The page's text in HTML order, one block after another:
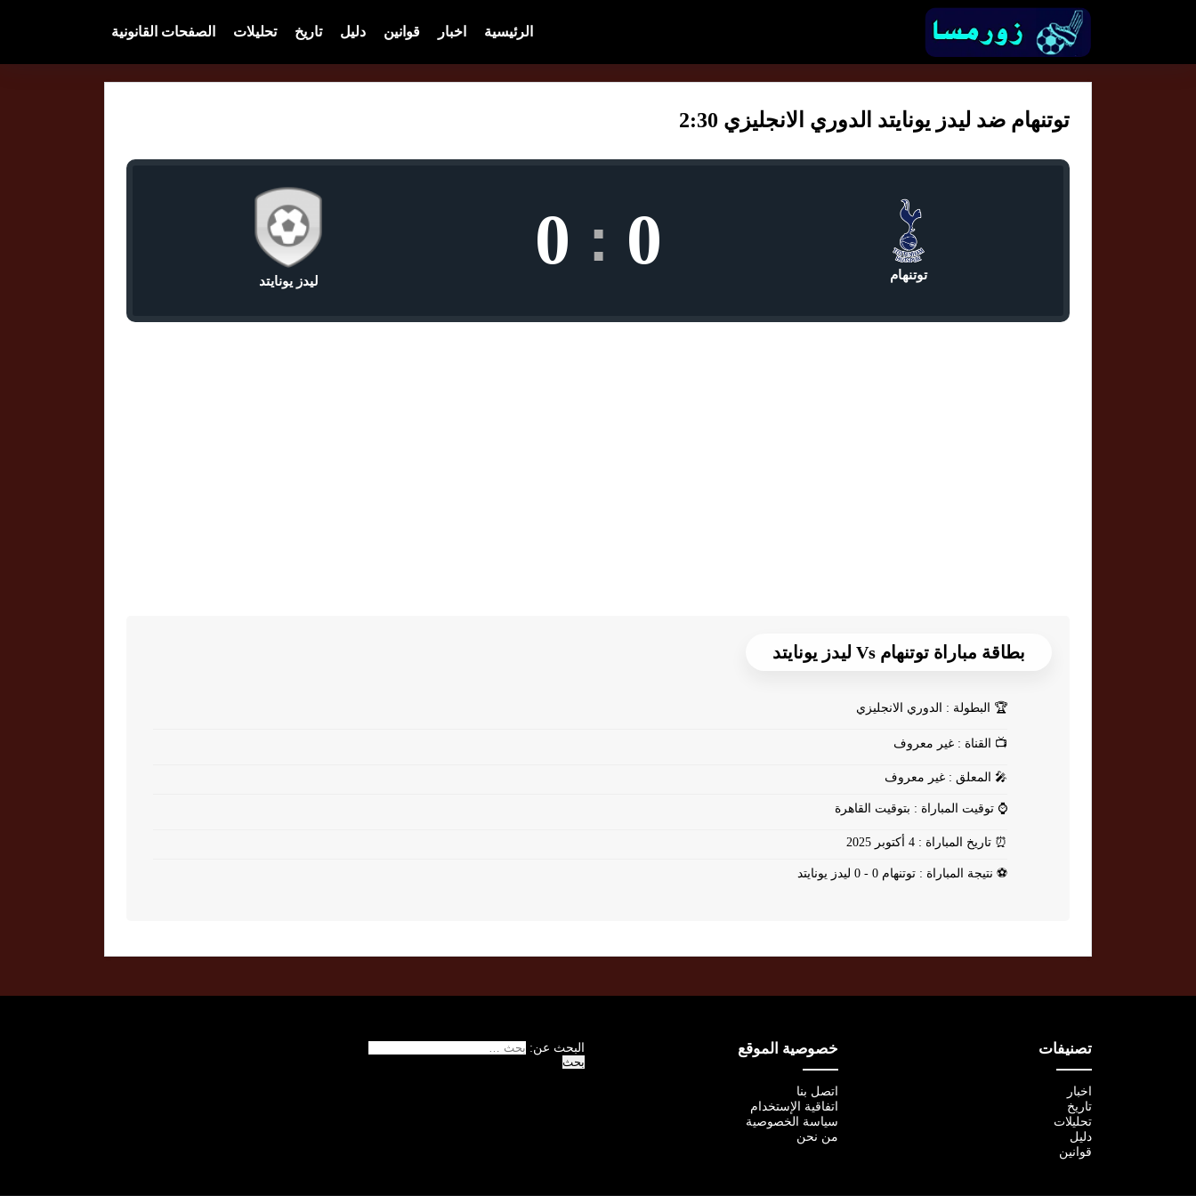
الرئيسية اخبار قوانين دليل تاريخ تحليلات الصفحات القانونية
توتنهام ضد ليدز يونايتد الدوري الانجليزي 2:30
توتنهام 0
:
0
ليدز يونايتد
بطاقة مباراة توتنهام Vs ليدز يونايتد
🏆 البطولة : الدوري الانجليزي
📺 القناة : غير معروف
🎤 المعلق : غير معروف
⌚ توقيت المباراة : بتوقيت القاهرة
⏰ تاريخ المباراة : 4 أكتوبر 2025
⚽ نتيجة المباراة : توتنهام 0 - 0 ليدز يونايتد
تصنيفات
اخبار
تاريخ
تحليلات
دليل
قوانين
خصوصية الموقع
اتصل بنا
اتفاقية الإستخدام
سياسة الخصوصية
من نحن
البحث عن: